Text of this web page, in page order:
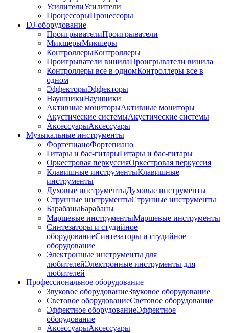
УсилителиУсилители
ПроцессорыПроцессоры
DJ-оборудование
ПроигрывателиПроигрыватели
МикшерыМикшеры
КонтроллерыКонтроллеры
Проигрыватели винилаПроигрыватели винила
Контроллеры все в одномКонтроллеры все в
одном
ЭффекторыЭффекторы
НаушникиНаушники
Активные мониторыАктивные мониторы
Акустические системыАкустические системы
АксессуарыАксессуары
Музыкальные инструменты
ФортепианоФортепиано
Гитары и бас-гитарыГитары и бас-гитары
Оркестровая перкуссияОркестровая перкуссия
Клавишные инструментыКлавишные
инструменты
Духовые инструментыДуховые инструменты
Струнные инструментыСтрунные инструменты
БарабаныБарабаны
Маршевые инструментыМаршевые инструменты
Синтезаторы и студийное
оборудованиеСинтезаторы и студийное
оборудование
Электронные инструменты для
любителейЭлектронные инструменты для
любителей
Профессиональное оборудование
Звуковое оборудованиеЗвуковое оборудование
Световое оборудованиеСветовое оборудование
Эффектное оборудованиеЭффектное
оборудование
АксессуарыАксессуары